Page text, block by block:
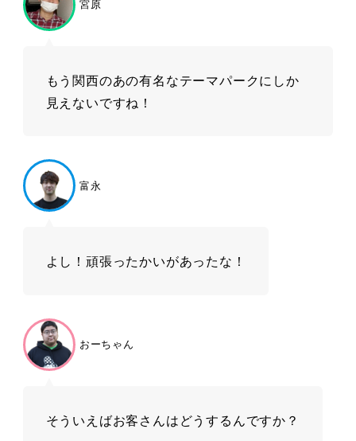
宮原
もう関西のあの有名なテーマパークにしか
見えないですね！
富永
よし！頑張ったかいがあったな！
おーちゃん
そういえばお客さんはどうするんですか？